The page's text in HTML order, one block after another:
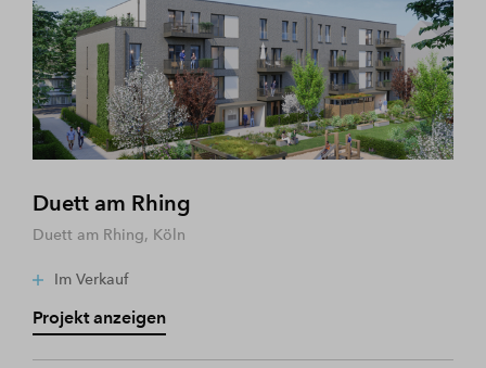
Duett am Rhing
Duett am Rhing, Köln
Im Verkauf
Projekt anzeigen